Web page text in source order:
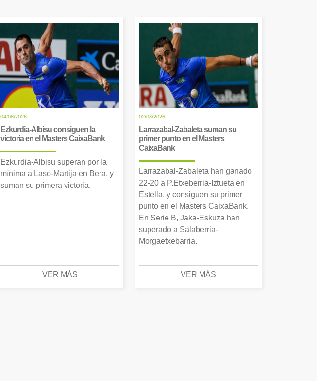
04/08/2026
Ezkurdia-Albisu consiguen la
victoria en el Masters CaixaBank
Ezkurdia-Albisu superan por la
mínima a Laso-Martija en Bera, y
suman su primera victoria.
VER MÁS
02/08/2026
Larrazabal-Zabaleta suman su
primer punto en el Masters
CaixaBank
Larrazabal-Zabaleta han ganado
22-20 a P.Etxeberria-Iztueta en
Estella, y consiguen su primer
punto en el Masters CaixaBank.
En Serie B, Jaka-Eskuza han
superado a Salaberria-
Morgaetxebarria.
VER MÁS